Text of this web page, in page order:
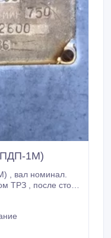
1М)
стоял